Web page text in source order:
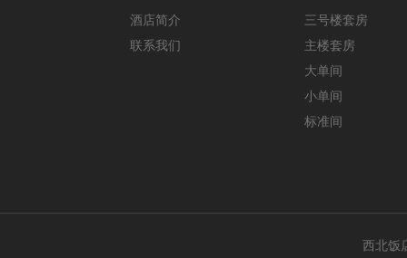
酒店简介
联系我们
三号楼套房
主楼套房
大单间
小单间
标准间
西北饭